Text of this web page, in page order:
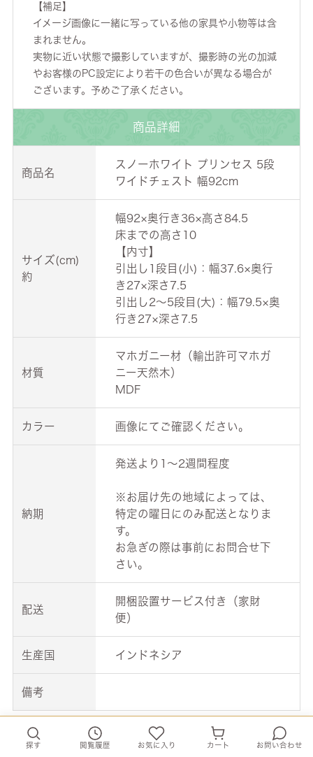
【補足】
イメージ画像に一緒に写っている他の家具や小物等は含
まれません。
実物に近い状態で撮影していますが、撮影時の光の加減
やお客様のPC設定により若干の色合いが異なる場合が
ございます。予めご了承ください。
商品詳細
商品名
スノーホワイト プリンセス 5段
ワイドチェスト 幅92cm
サイズ(cm)
約
幅92×奥行き36×高さ84.5
床までの高さ10
【内寸】
引出し1段目(小)：幅37.6×奥行
き27×深さ7.5
引出し2～5段目(大)：幅79.5×奥
行き27×深さ7.5
材質
マホガニー材（輸出許可マホガ
ニー天然木）
MDF
カラー 画像にてご確認ください。
納期
発送より1～2週間程度
※お届け先の地域によっては、
特定の曜日にのみ配送となりま
す。
お急ぎの際は事前にお問合せ下
さい。
配送
開梱設置サービス付き（家財
便）
生産国 インドネシア
備考
探す 閲覧履歴 お気に入り カート お問い合わせ